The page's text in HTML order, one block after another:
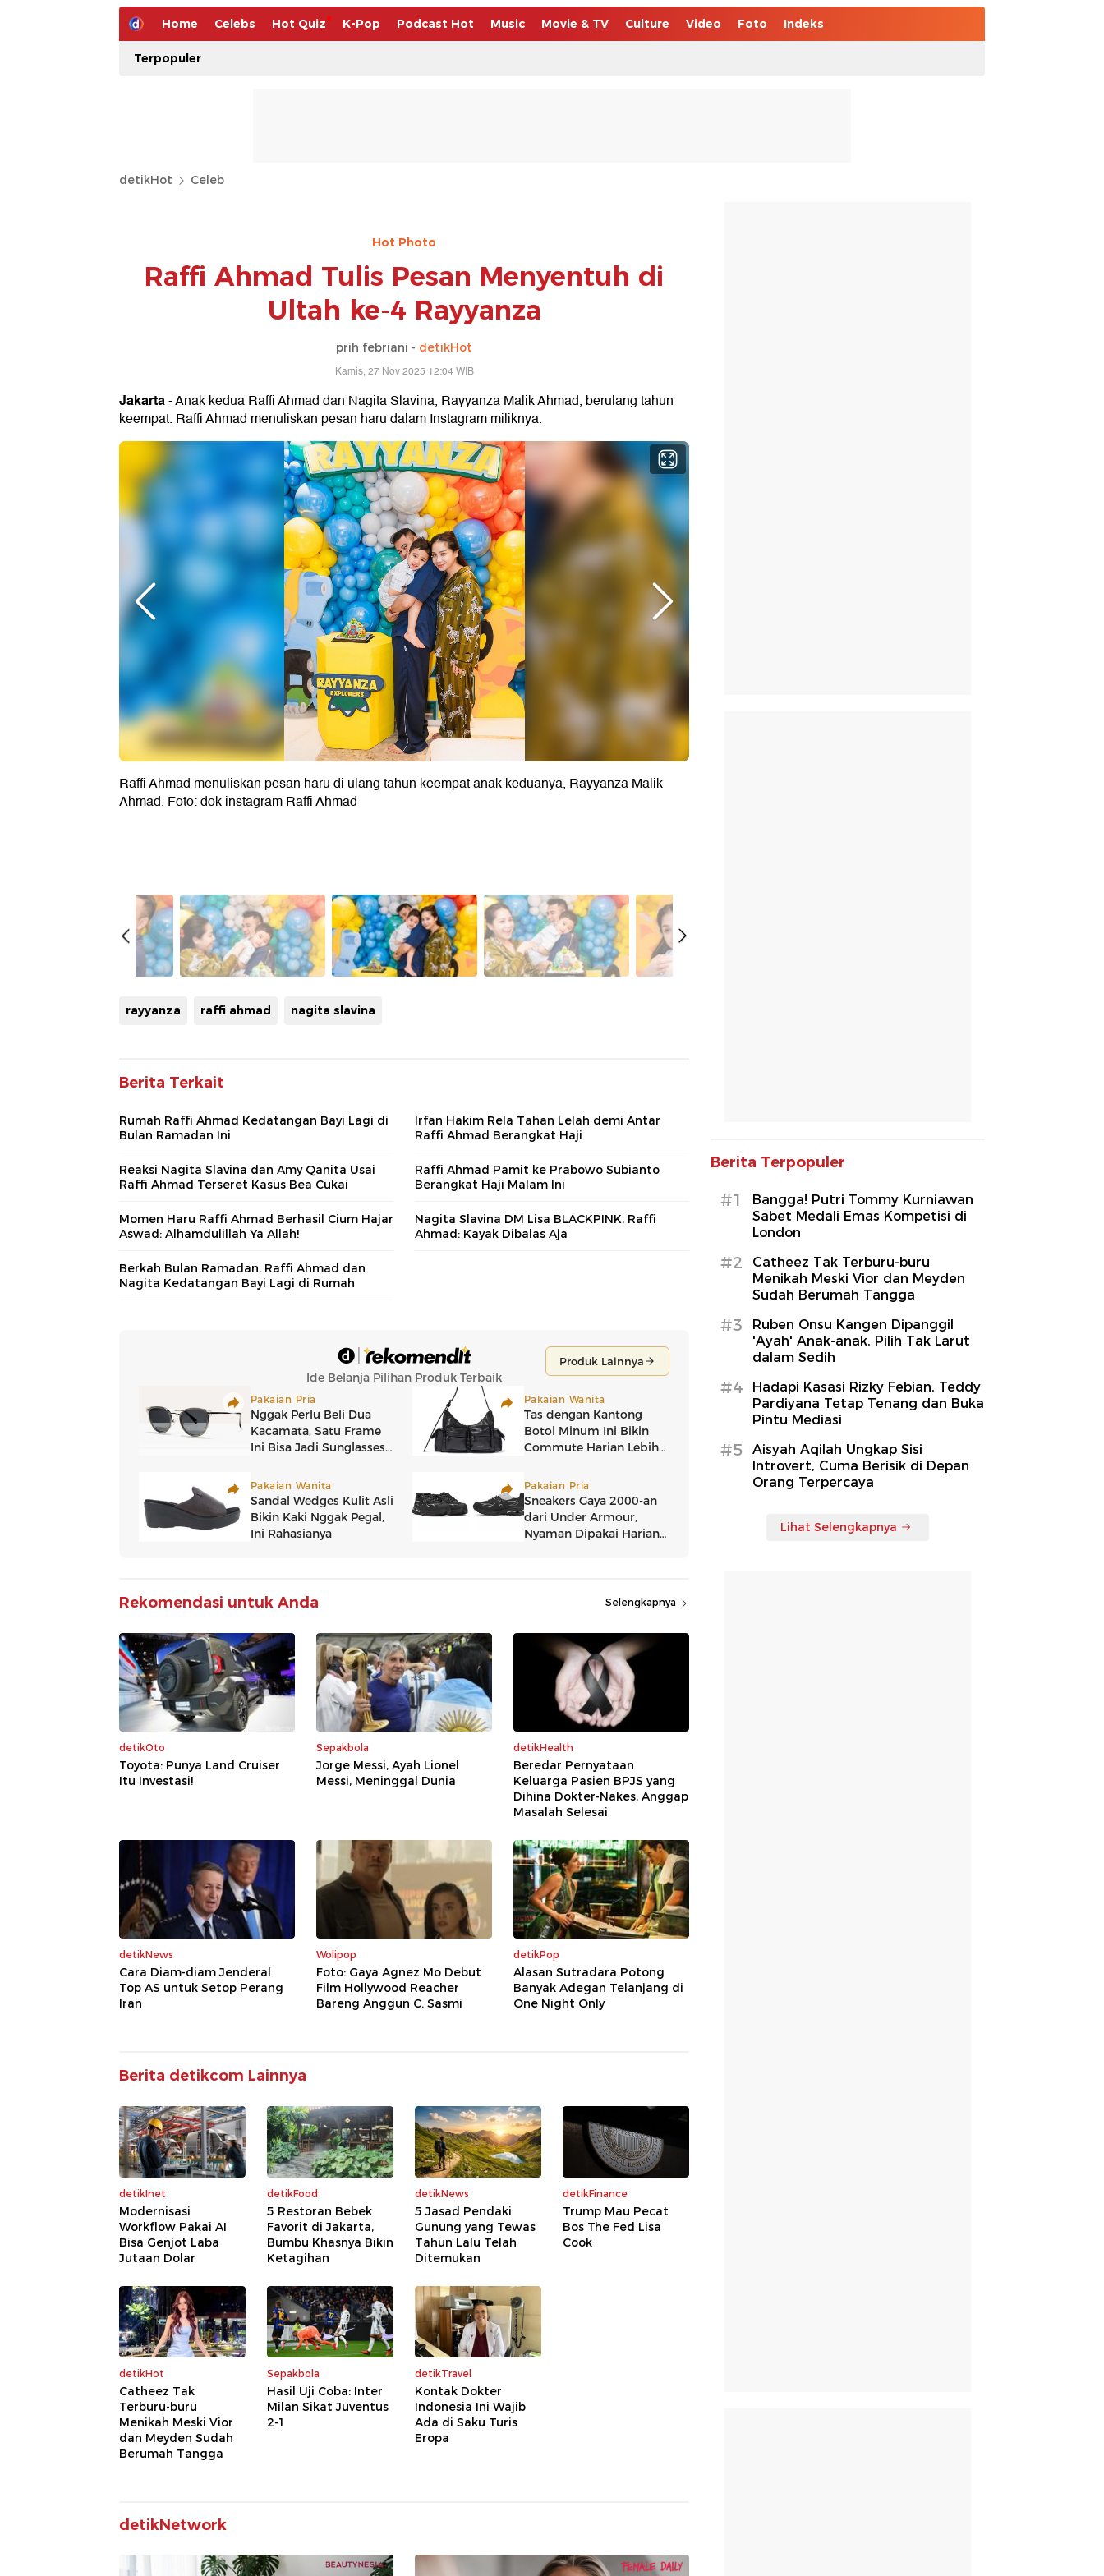
Home Celebs Hot Quiz K-Pop Podcast Hot Music Movie & TV Culture Video Foto Indeks
Terpopuler
detikHot Celeb
Hot Photo
Raffi Ahmad Tulis Pesan Menyentuh di
Ultah ke-4 Rayyanza
prih febriani - detikHot
Kamis, 27 Nov 2025 12:04 WIB
Jakarta- Anak kedua Raffi Ahmad dan Nagita Slavina, Rayyanza Malik Ahmad, berulang tahun
keempat. Raffi Ahmad menuliskan pesan haru dalam Instagram miliknya.
Raffi Ahmad menuliskan pesan haru di ulang tahun keempat anak keduanya, Rayyanza Malik
Ahmad. Foto: dok instagram Raffi Ahmad
rayyanza raffi ahmad nagita slavina
Berita Terkait
Rumah Raffi Ahmad Kedatangan Bayi Lagi di
Bulan Ramadan Ini
Irfan Hakim Rela Tahan Lelah demi Antar
Raffi Ahmad Berangkat Haji
Reaksi Nagita Slavina dan Amy Qanita Usai
Raffi Ahmad Terseret Kasus Bea Cukai
Raffi Ahmad Pamit ke Prabowo Subianto
Berangkat Haji Malam Ini
Momen Haru Raffi Ahmad Berhasil Cium Hajar
Aswad: Alhamdulillah Ya Allah!
Nagita Slavina DM Lisa BLACKPINK, Raffi
Ahmad: Kayak Dibalas Aja
Berkah Bulan Ramadan, Raffi Ahmad dan
Nagita Kedatangan Bayi Lagi di Rumah
Rekomendasi untuk Anda Selengkapnya
detikOto
Toyota: Punya Land Cruiser
Itu Investasi!
Sepakbola
Jorge Messi, Ayah Lionel
Messi, Meninggal Dunia
detikHealth
Beredar Pernyataan
Keluarga Pasien BPJS yang
Dihina Dokter-Nakes, Anggap
Masalah Selesai
detikNews
Cara Diam-diam Jenderal
Top AS untuk Setop Perang
Iran
Wolipop
Foto: Gaya Agnez Mo Debut
Film Hollywood Reacher
Bareng Anggun C. Sasmi
detikPop
Alasan Sutradara Potong
Banyak Adegan Telanjang di
One Night Only
Berita detikcom Lainnya
detikInet
Modernisasi
Workflow Pakai AI
Bisa Genjot Laba
Jutaan Dolar
detikFood
5 Restoran Bebek
Favorit di Jakarta,
Bumbu Khasnya Bikin
Ketagihan
detikNews
5 Jasad Pendaki
Gunung yang Tewas
Tahun Lalu Telah
Ditemukan
detikFinance
Trump Mau Pecat
Bos The Fed Lisa
Cook
detikHot
Catheez Tak
Terburu-buru
Menikah Meski Vior
dan Meyden Sudah
Berumah Tangga
Sepakbola
Hasil Uji Coba: Inter
Milan Sikat Juventus
2-1
detikTravel
Kontak Dokter
Indonesia Ini Wajib
Ada di Saku Turis
Eropa
detikNetwork
Berita Terpopuler
#1
Bangga! Putri Tommy Kurniawan
Sabet Medali Emas Kompetisi di
London
#2
Catheez Tak Terburu-buru
Menikah Meski Vior dan Meyden
Sudah Berumah Tangga
#3
Ruben Onsu Kangen Dipanggil
'Ayah' Anak-anak, Pilih Tak Larut
dalam Sedih
#4
Hadapi Kasasi Rizky Febian, Teddy
Pardiyana Tetap Tenang dan Buka
Pintu Mediasi
#5
Aisyah Aqilah Ungkap Sisi
Introvert, Cuma Berisik di Depan
Orang Terpercaya
Lihat Selengkapnya